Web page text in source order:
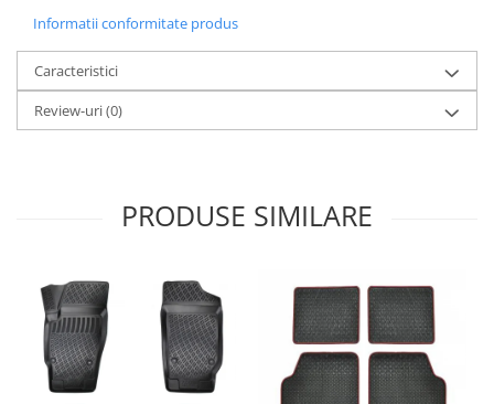
Informatii conformitate produs
Caracteristici
Review-uri(0)
PRODUSE SIMILARE